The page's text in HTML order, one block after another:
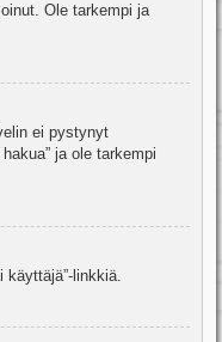
Ole tarkempi ja
ei pystynyt
ja ole tarkempi
käyttäjä”-linkkiä.